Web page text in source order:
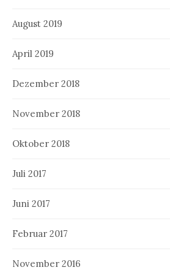
August 2019
April 2019
Dezember 2018
November 2018
Oktober 2018
Juli 2017
Juni 2017
Februar 2017
November 2016